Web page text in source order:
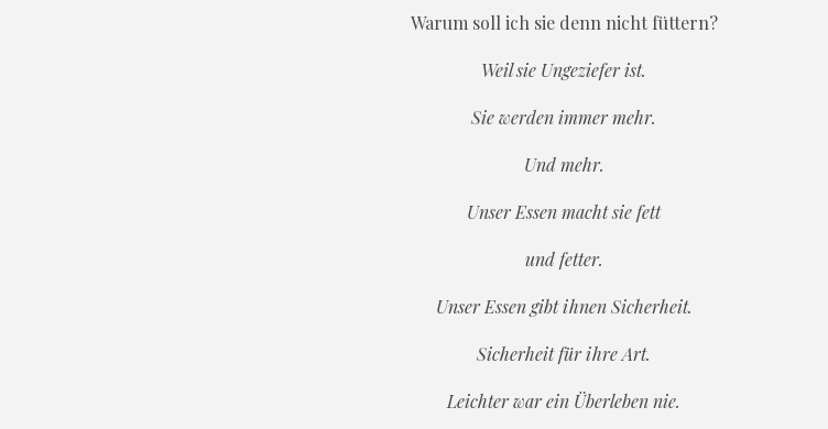
Warum soll ich sie denn nicht füttern?
Weil sie Ungeziefer ist.
Sie werden immer mehr.
Und mehr.
Unser Essen macht sie fett
und fetter.
Unser Essen gibt ihnen Sicherheit.
Sicherheit für ihre Art.
Leichter war ein Überleben nie.